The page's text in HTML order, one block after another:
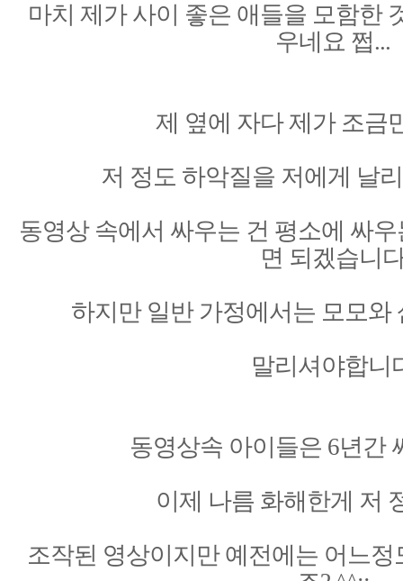
마치 제가 사이 좋은 애들을 모함한
우네요 쩝...
제 옆에 자다 제가 조금
저 정도 하악질을 저에게 날
동영상 속에서 싸우는 건 평소에 싸
면 되겠습니
하지만 일반 가정에서는 모모와
말리셔야합니
동영상속 아이들은 6년간
이제 나름 화해한게 저
조작된 영상이지만 예전에는 어느